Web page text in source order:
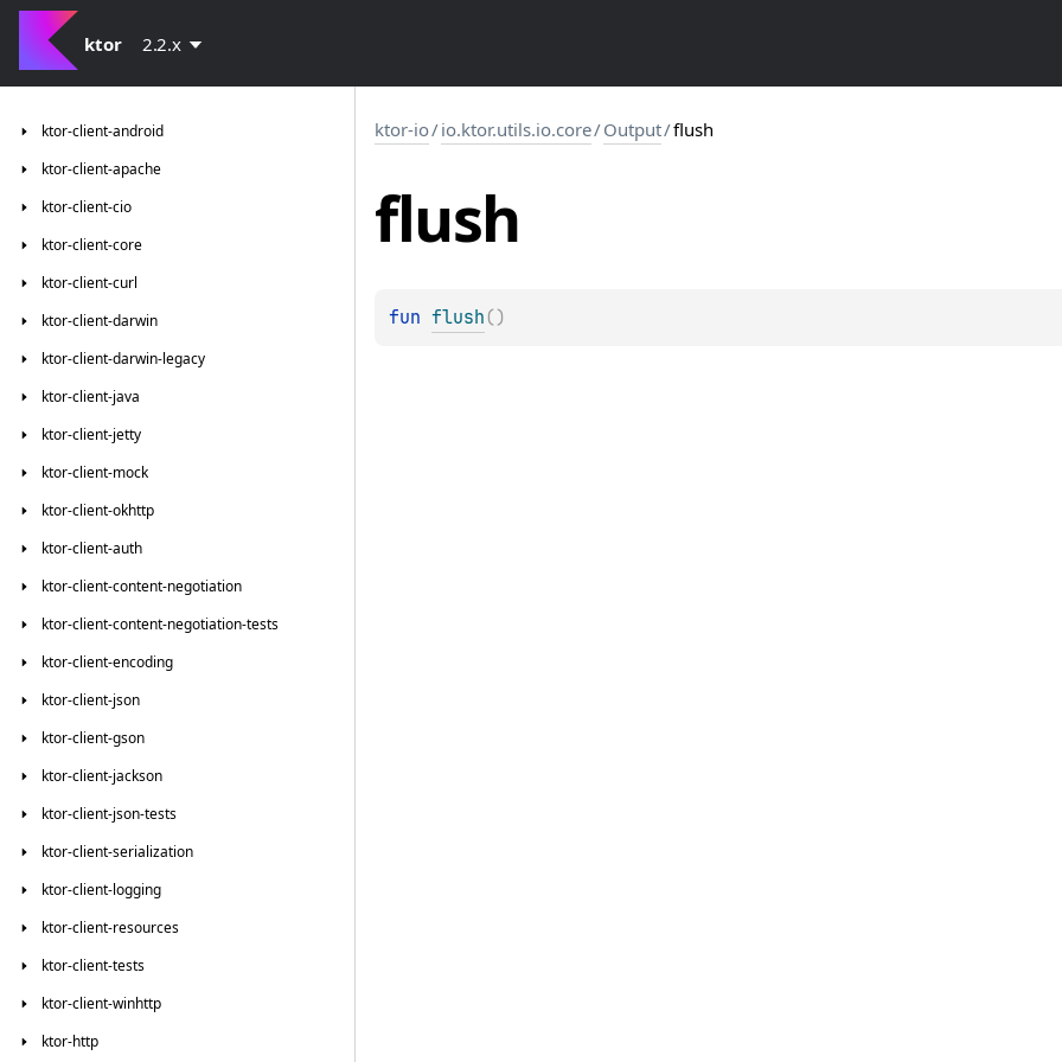
ktor 2.2.x
ktor-client-android
ktor-client-apache
ktor-client-cio
ktor-client-core
ktor-client-curl
ktor-client-darwin
ktor-client-darwin-legacy
ktor-client-java
ktor-client-jetty
ktor-client-mock
ktor-client-okhttp
ktor-client-auth
ktor-client-content-negotiation
ktor-client-content-negotiation-tests
ktor-client-encoding
ktor-client-json
ktor-client-gson
ktor-client-jackson
ktor-client-json-tests
ktor-client-serialization
ktor-client-logging
ktor-client-resources
ktor-client-tests
ktor-client-winhttp
ktor-http
ktor-io/io.ktor.utils.io.core/Output/flush
flush
fun flush ( )